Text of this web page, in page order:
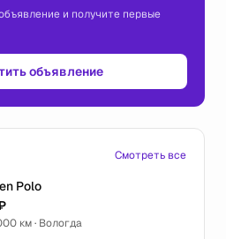
и получите первые
объявление
Смотреть все
Polo
км · Вологда